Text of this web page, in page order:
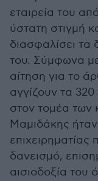
εταιρεία του
ύστατη στιγμή
διασφαλίσει τα
του. Σύμφωνα
αίτηση για το
αγγίζουν τα
στον τομέα των
Μαμιδάκης
δανεισμό,
αισιοδοξία του